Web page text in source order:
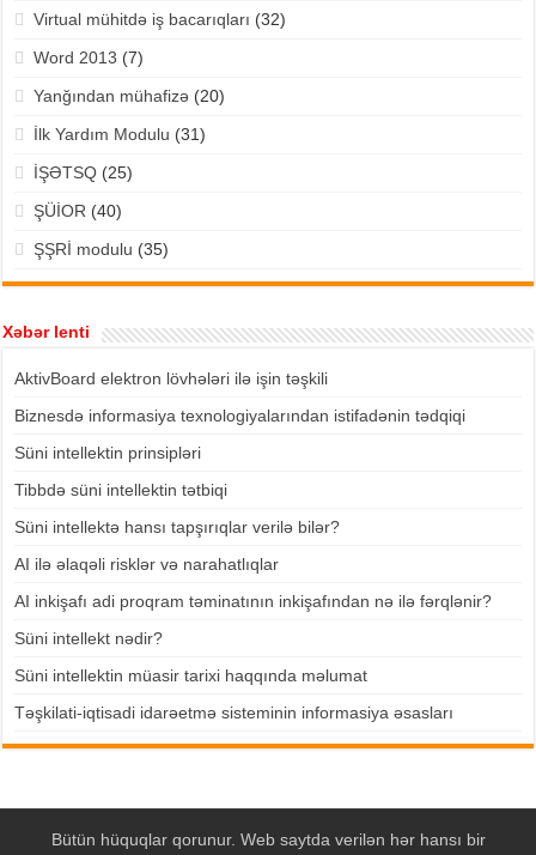
Virtual mühitdə iş bacarıqları (32)
Word 2013 (7)
Yanğından mühafizə(20)
İlk Yardım Modulu (31)
İŞƏTSQ(25)
ŞÜİOR (40)
ŞŞRİ modulu (35)
Xəbər lenti
AktivBoard elektron lövhələri ilə işin təşkili
Biznesdə informasiya texnologiyalarından istifadənin tədqiqi
Süni intellektin prinsipləri
Tibbdə süni intellektin tətbiqi
Süni intellektə hansı tapşırıqlar verilə bilər?
AI ilə əlaqəli risklər və narahatlıqlar
AI inkişafı adi proqram təminatının inkişafından nə ilə fərqlənir?
Süni intellekt nədir?
Süni intellektin müasir tarixi haqqında məlumat
Təşkilati-iqtisadi idarəetmə sisteminin informasiya əsasları
Bütün hüquqlar qorunur. Web saytda verilən hər hansı bir